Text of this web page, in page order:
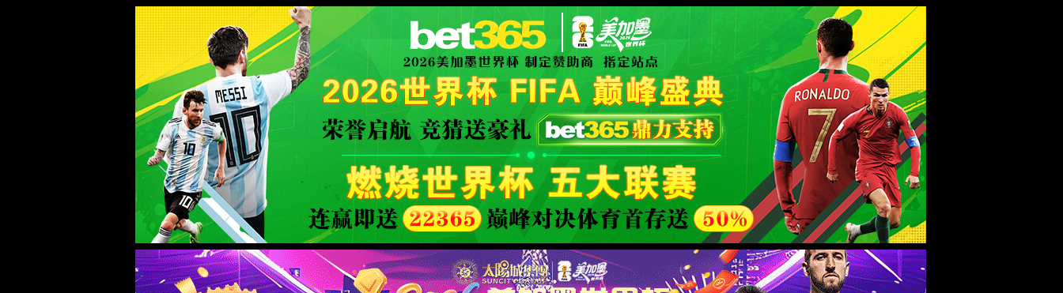
6165总站(CHN)线路检测中心-baidu百科
XML 地图